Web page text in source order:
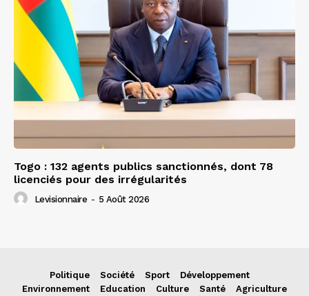
Togo : 132 agents publics sanctionnés, dont 78
licenciés pour des irrégularités
Levisionnaire - 5 Août 2026
Politique Société Sport
Développement
Environnement
Education Culture Santé Agriculture